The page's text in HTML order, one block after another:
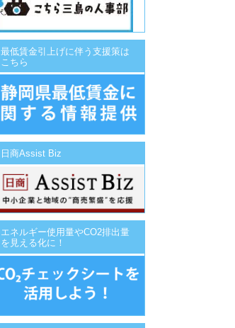
最低賃金引上げに伴う支援策は
こちら
日商Assist Biz
エネルギー使用量やCO2排出量
を見える化に！